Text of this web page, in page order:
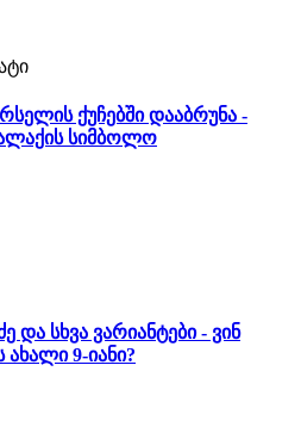
ქუჩებში დააბრუნა -
სიმბოლო
და სხვა ვარიანტები - ვინ
9-იანი?